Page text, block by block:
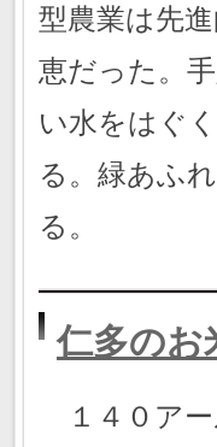
型農業は先
恵だった。
い水をはぐ
る。緑あふ
る。
仁多の
１４０アー